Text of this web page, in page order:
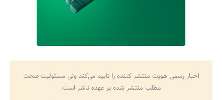
اخبار رسمی هویت منتشر کننده را تایید می‌کند ولی مسئولیت صحت
مطلب منتشر شده بر عهده ناشر است.